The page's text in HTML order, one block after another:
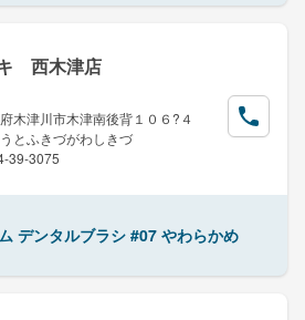
西木津店
木津川市木津南後背１０６?４
とふきづがわしきづ
39-3075
デンタルブラシ #07 やわらかめ